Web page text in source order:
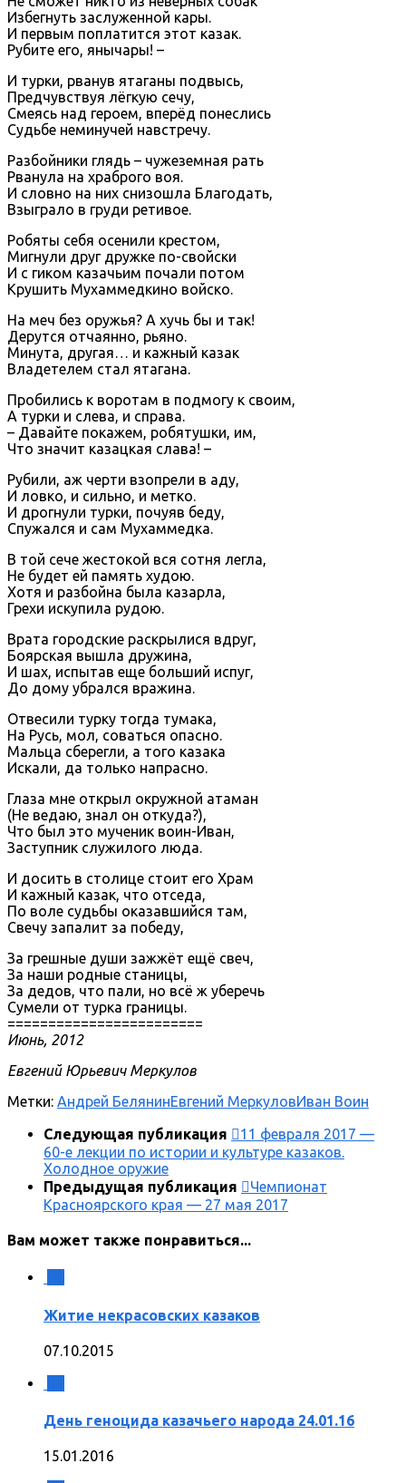
Избегнуть заслуженной кары.
И первым поплатится этот казак.
Рубите его, янычары! –
И турки, рванув ятаганы подвысь,
Предчувствуя лёгкую сечу,
Смеясь над героем, вперёд понеслись
Судьбе неминучей навстречу.
Разбойники глядь – чужеземная рать
Рванула на храброго воя.
И словно на них снизошла Благодать,
Взыграло в груди ретивое.
Робяты себя осенили крестом,
Мигнули друг дружке по-свойски
И с гиком казачьим почали потом
Крушить Мухаммедкино войско.
На меч без оружья? А хучь бы и так!
Дерутся отчаянно, рьяно.
Минута, другая… и кажный казак
Владетелем стал ятагана.
Пробились к воротам в подмогу к своим,
А турки и слева, и справа.
– Давайте покажем, робятушки, им,
Что значит казацкая слава! –
Рубили, аж черти взопрели в аду,
И ловко, и сильно, и метко.
И дрогнули турки, почуяв беду,
Спужался и сам Мухаммедка.
В той сече жестокой вся сотня легла,
Не будет ей память худою.
Хотя и разбойна была казарла,
Грехи искупила рудою.
Врата городские раскрылися вдруг,
Боярская вышла дружина,
И шах, испытав еще больший испуг,
До дому убрался вражина.
Отвесили турку тогда тумака,
На Русь, мол, соваться опасно.
Мальца сберегли, а того казака
Искали, да только напрасно.
Глаза мне открыл окружной атаман
(Не ведаю, знал он откуда?),
Что был это мученик воин-Иван,
Заступник служилого люда.
И досить в столице стоит его Храм
И кажный казак, что отседа,
По воле судьбы оказавшийся там,
Свечу запалит за победу,
За грешные души зажжёт ещё свеч,
За наши родные станицы,
За дедов, что пали, но всё ж уберечь
Сумели от турка границы.
========================
Июнь, 2012
Евгений Юрьевич Меркулов
Метки: Андрей БелянинЕвгений МеркуловИван Воин
Следующая публикация
11 февраля 2017 —
60-е лекции по истории и культуре казаков.
Холодное оружие
Предыдущая публикация
Чемпионат
Красноярского края — 27 мая 2017
Вам может также понравиться...
Житие некрасовских казаков
07.10.2015
День геноцида казачьего народа 24.01.16
15.01.2016